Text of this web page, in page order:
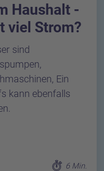
Haushalt -
viel Strom?
sind
Ein
kann ebenfalls
6 Min.